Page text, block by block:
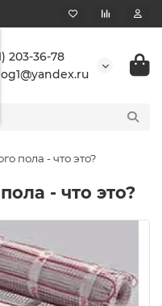
203-36-78
пола - что это?
- что это?